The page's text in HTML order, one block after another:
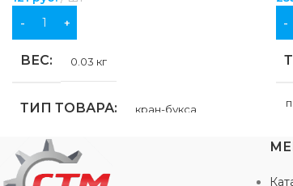
В КОРЗИНУ
ВЕС 0.03 кг
ТИП ТОВАРА кран-букса
НАЗНАЧЕНИЕ